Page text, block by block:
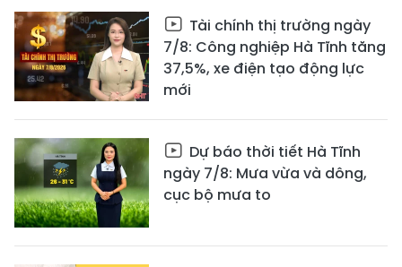
Tài chính thị trường ngày
7/8: Công nghiệp Hà Tĩnh tăng
37,5%, xe điện tạo động lực
mới
Dự báo thời tiết Hà Tĩnh
ngày 7/8: Mưa vừa và dông,
cục bộ mưa to